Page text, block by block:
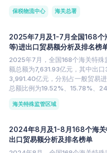
保税物流中心 海关总署
2025年7月及1-7月全国168个
等)进出口贸易额分析及排名榜
2025年7月，全国168个海关特殊
额总额为7,631.93亿元，其中出
3,991.40亿元，分别占一般贸易
总额比例为19.52%、15.78%、
海关特殊监管区域
2024年8月及1-8月168个海关
出口贸易额分析及排名榜单